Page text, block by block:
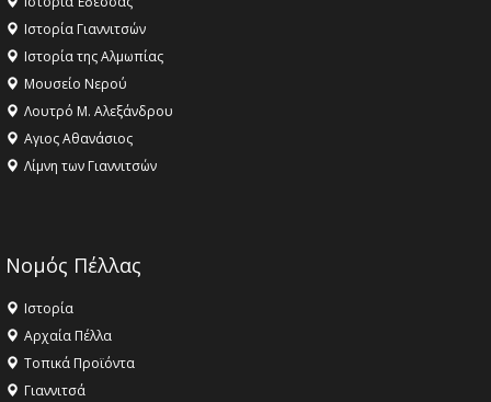
Ιστορία Γιαννιτσών
Ιστορία της Αλμωπίας
Μουσείο Νερού
Λουτρό Μ. Αλεξάνδρου
Αγιος Αθανάσιος
Λίμνη των Γιαννιτσών
Νομός Πέλλας
Ιστορία
Αρχαία Πέλλα
Τοπικά Προϊόντα
Γιαννιτσά